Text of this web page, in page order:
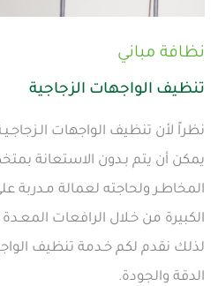
نظافة مباني
تنظيف الواجهات الزجاجية
نظراً لأن تنظيف الواجهات
يمكن أن يتم بـدون الاستعانة
المخاطـر ولحاجته لعمالة مـدربة
الكبيرة من خـلال الرافعات
لذلك نقدم لكم خـدمة تنظيف
الدقة والجودة.